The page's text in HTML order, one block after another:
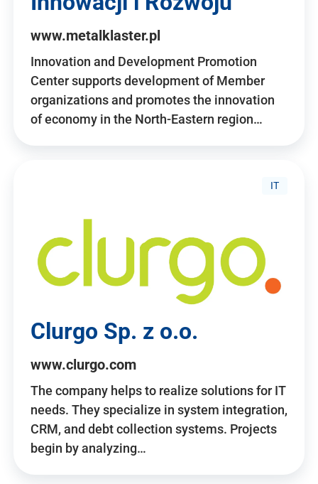
www.metalklaster.pl
Innovation and Development Promotion
Center supports development of Member
organizations and promotes the innovation
of economy in the North-Eastern region…
IT
Clurgo Sp. z o.o.
www.clurgo.com
The company helps to realize solutions for IT
needs. They specialize in system integration,
CRM, and debt collection systems. Projects
begin by analyzing…